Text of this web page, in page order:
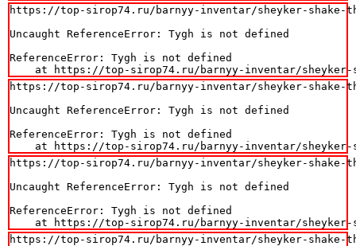
https://top-sirop74.ru/barnyy-inventar/sheyker-shake-
Uncaught ReferenceError: Tygh is not defined
ReferenceError: Tygh is not defined
at https://top-sirop74.ru/barnyy-inventar/
https://top-sirop74.ru/barnyy-inventar/sheyker-shake-
Uncaught ReferenceError: Tygh is not defined
ReferenceError: Tygh is not defined
at https://top-sirop74.ru/barnyy-inventar/
https://top-sirop74.ru/barnyy-inventar/sheyker-shake-
Uncaught ReferenceError: Tygh is not defined
ReferenceError: Tygh is not defined
at https://top-sirop74.ru/barnyy-inventar/
https://top-sirop74.ru/barnyy-inventar/sheyker-shake-